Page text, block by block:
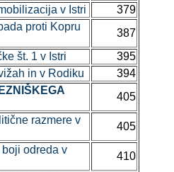
v Istri
379
proti Kopru
387
št. 1 v Istri
395
in v Rodiku
394
405
razmere v
405
odreda v
410